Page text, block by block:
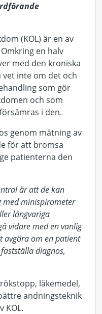
(KOL) är en av
en halv
med den kroniska
inte om det och
som gör
och som
i den.
genom mätning av
för att bromsa
patienterna den
är att de kan
med minispirometer
långvariga
vidare med en vanlig
avgöra om en patient
diagnos,
läkemedel,
andningsteknik
KOL.